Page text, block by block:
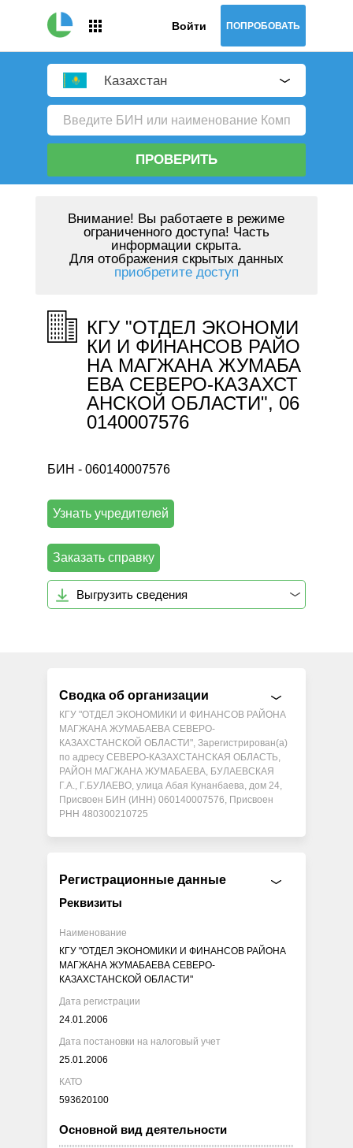
Войти ПОПРОБОВАТЬ
Казахстан
ПРОВЕРИТЬ
Внимание! Вы работаете в режиме
ограниченного доступа! Часть
информации скрыта.
Для отображения скрытых данных
приобретите доступ
КГУ "ОТДЕЛ ЭКОНОМИ
КИ И ФИНАНСОВ РАЙО
НА МАГЖАНА ЖУМАБА
ЕВА СЕВЕРО-КАЗАХСТ
АНСКОЙ ОБЛАСТИ", 06
0140007576
БИН - 060140007576
Узнать учредителей
Заказать справку
Выгрузить сведения
Сводка об организации
КГУ "ОТДЕЛ ЭКОНОМИКИ И ФИНАНСОВ РАЙОНА
МАГЖАНА ЖУМАБАЕВА СЕВЕРО-
КАЗАХСТАНСКОЙ ОБЛАСТИ", Зарегистрирован(а)
по адресу СЕВЕРО-КАЗАХСТАНСКАЯ ОБЛАСТЬ,
РАЙОН МАГЖАНА ЖУМАБАЕВА, БУЛАЕВСКАЯ
Г.А., Г.БУЛАЕВО, улица Абая Кунанбаева, дом 24,
Присвоен БИН (ИНН) 060140007576, Присвоен
РНН 480300210725
Регистрационные данные
Реквизиты
Наименование
КГУ "ОТДЕЛ ЭКОНОМИКИ И ФИНАНСОВ РАЙОНА
МАГЖАНА ЖУМАБАЕВА СЕВЕРО-
КАЗАХСТАНСКОЙ ОБЛАСТИ"
Дата регистрации
24.01.2006
Дата постановки на налоговый учет
25.01.2006
КАТО
593620100
Основной вид деятельности